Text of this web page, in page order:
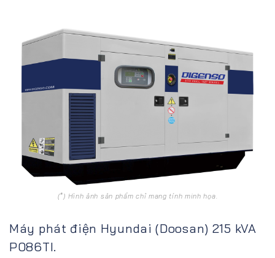
(*) Hình ảnh sản phẩm chỉ mang tính minh họa.
Máy phát điện Hyundai (Doosan) 215 kVA
P086TI.